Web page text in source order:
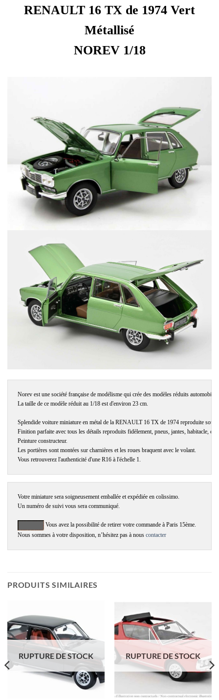
RENAULT 16 TX de 1974 Vert
Métallisé
NOREV 1/18
Norev est une société française de modélisme qui crée des modèles réduits
La taille de ce modèle réduit au 1/18 est d'environ 23 cm.
Splendide voiture miniature en métal de la RENAULT 16 TX de 1974 reproduite sous
Finition parfaite avec tous les détails reproduits fidèlement, pneus, jantes, habitacle,
Peinture constructeur.
Les portières sont montées sur charnières et les roues braquent avec le volant.
Vous retrouverez l'authenticité d'une R16 à l'échelle 1.
Votre miniature sera soigneusement emballée et expédiée en colissimo.
Vous avez la possibilité de retirer votre commande à Paris 15ème.
Nous sommes à votre disposition, n’hésitez pas à nous contacter
PRODUITS SIMILAIRES
RUPTURE DE STOCK RUPTURE DE STOCK